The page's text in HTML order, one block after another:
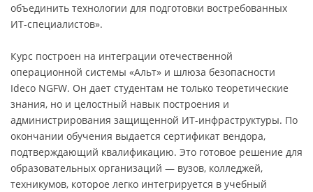
объединить технологии для подготовки востребованных
ИТ-специалистов».
Курс построен на интеграции отечественной
операционной системы «Альт» и шлюза безопасности
Ideco NGFW. Он дает студентам не только теоретические
знания, но и целостный навык построения и
администрирования защищенной ИТ-инфраструктуры. По
окончании обучения выдается сертификат вендора,
подтверждающий квалификацию. Это готовое решение для
образовательных организаций — вузов, колледжей,
техникумов, которое легко интегрируется в учебный